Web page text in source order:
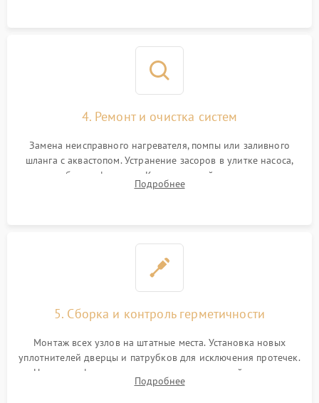
4. Ремонт и очистка систем
Замена неисправного нагревателя, помпы или заливного
шланга с аквастопом. Устранение засоров в улитке насоса,
патрубках и фильтрах. Компонентный ремонт платы
управления, восстановление поврежденной проводки.
Подробнее
5. Сборка и контроль герметичности
Монтаж всех узлов на штатные места. Установка новых
уплотнителей дверцы и патрубков для исключения протечек.
Надежная фиксация хомутов гидравлической системы,
сборка корпуса и установка датчика поплавка.
Подробнее